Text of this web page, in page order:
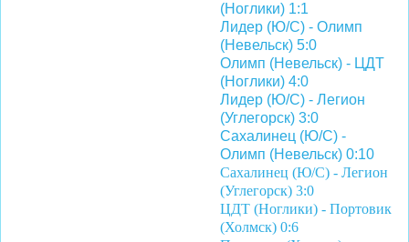
(Ноглики) 1:1
Лидер (Ю/С) - Олимп
(Невельск) 5:0
Олимп (Невельск) - ЦДТ
(Ноглики) 4:0
Лидер (Ю/С) - Легион
(Углегорск) 3:0
Сахалинец (Ю/С) -
Олимп (Невельск) 0:10
Сахалинец (Ю/C) - Легион
(Углегорск) 3:0
ЦДТ (Ноглики) - Портовик
(Холмск) 0:6